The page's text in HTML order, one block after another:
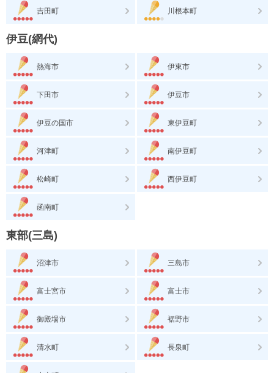
吉田町 川根本町
伊豆(網代)
熱海市 伊東市
下田市 伊豆市
伊豆の国市 東伊豆町
河津町 南伊豆町
松崎町 西伊豆町
函南町
東部(三島)
沼津市 三島市
富士宮市 富士市
御殿場市 裾野市
清水町 長泉町